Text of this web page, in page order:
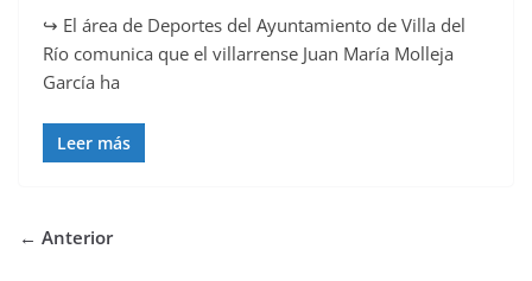
↪️ El área de Deportes del Ayuntamiento de Villa del
Río comunica que el villarrense Juan María Molleja
García ha
Leer más
← Anterior